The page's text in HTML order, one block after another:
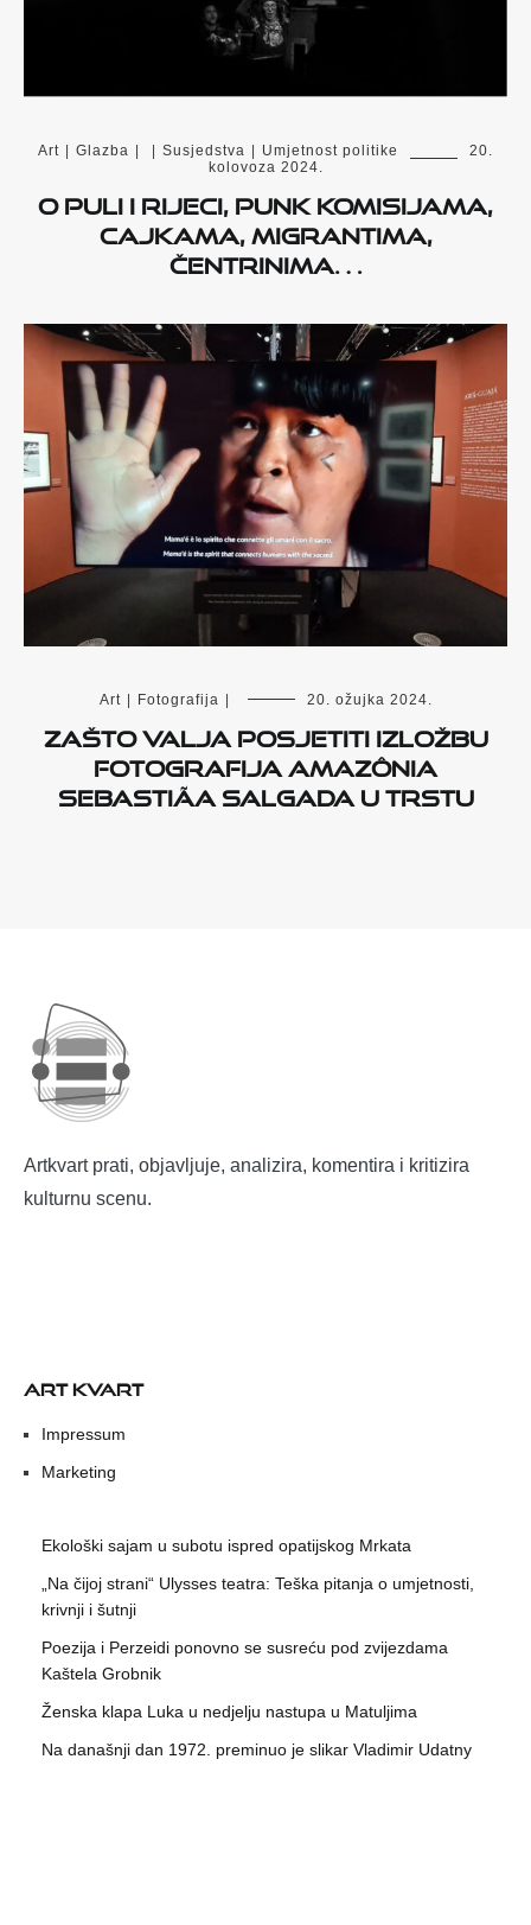
Art Glazba Susjedstva Umjetnost politike
20.
kolovoza 2024.
O Puli i Rijeci, punk komisijama,
cajkama, migrantima,
čentrinima…
Art Fotografija 20. ožujka 2024.
Zašto valja posjetiti izložbu
fotografija Amazônia
Sebastiãa Salgada u Trstu
Artkvart prati, objavljuje, analizira, komentira i kritizira
kulturnu scenu.
ART KVART
Impressum
Marketing
Ekološki sajam u subotu ispred opatijskog Mrkata
„Na čijoj strani“ Ulysses teatra: Teška pitanja o umjetnosti,
krivnji i šutnji
Poezija i Perzeidi ponovno se susreću pod zvijezdama
Kaštela Grobnik
Ženska klapa Luka u nedjelju nastupa u Matuljima
Na današnji dan 1972. preminuo je slikar Vladimir Udatny